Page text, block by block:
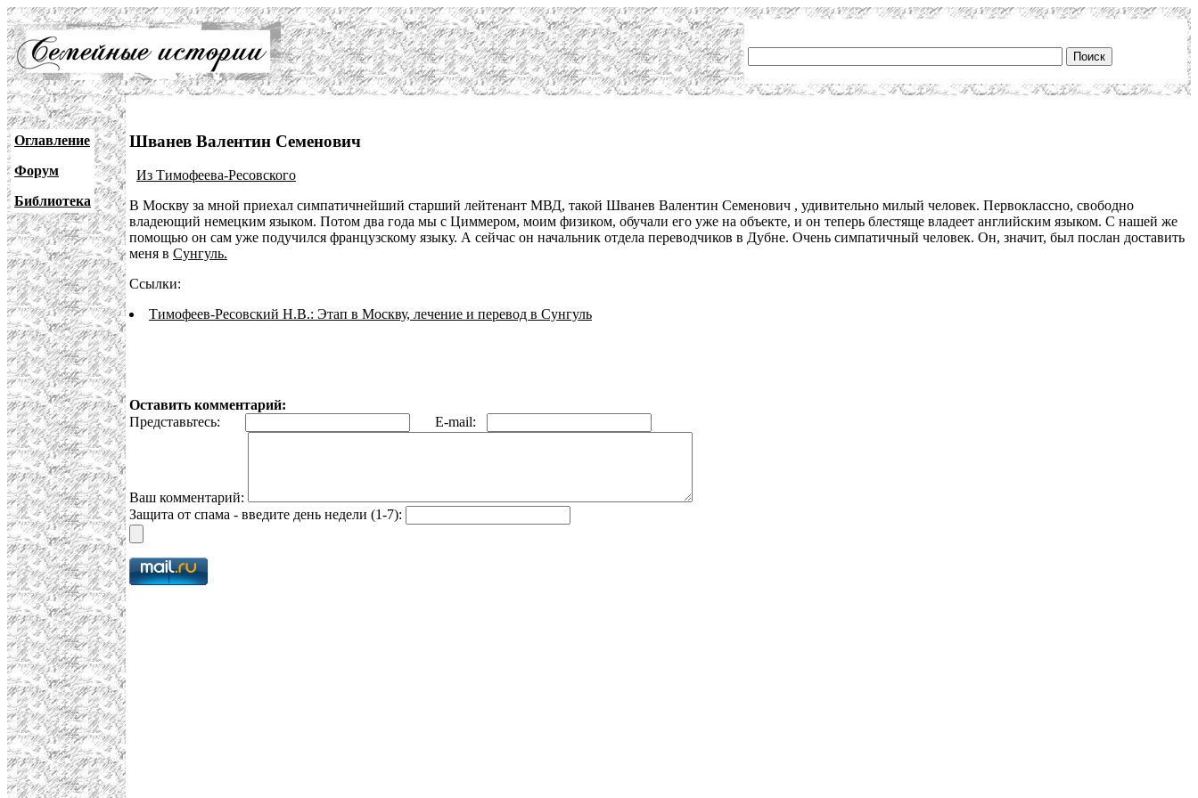
Оглавление
Форум
Библиотека
Шванев Валентин Семенович
Из Тимофеева-Ресовского
В Москву за мной приехал симпатичнейший старший лейтенант МВД, такой Шванев Валентин Семенович , удивительно милый человек. Первоклассно, свободно
владеющий немецким языком. Потом два года мы с Циммером, моим физиком, обучали его уже на объекте, и он теперь блестяще владеет английским языком. С нашей же
помощью он сам уже подучился французскому языку. А сейчас он начальник отдела переводчиков в Дубне. Очень симпатичный человек. Он, значит, был послан доставить
меня в Сунгуль.
Ссылки:
Тимофеев-Ресовский Н.В.: Этап в Москву, лечение и перевод в Сунгуль
Оставить комментарий:
Представьтесь:
E-mail:
Ваш комментарий:
Защита от спама - введите день недели (1-7):